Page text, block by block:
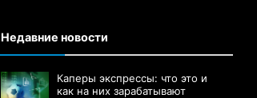
Недавние новости
Каперы экспрессы: что это и
как на них зарабатывают